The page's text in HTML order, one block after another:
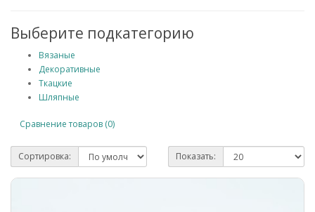
Выберите подкатегорию
Вязаные
Декоративные
Ткацкие
Шляпные
Сравнение товаров (0)
Сортировка: Показать: